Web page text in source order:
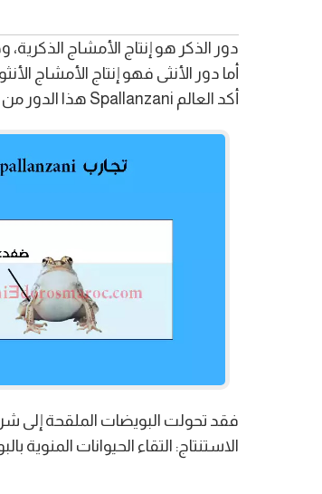
دور الذكر هو إنتاج الأمشاج
أما دور الأنثى فهو إنتاج الأمشاج
أكد العالم Spallanzani هذا الدور من خلال تجاربه على الضفادع، حيث لاحظ أن البويضات لا تتطور إلا إذا التقت بالحيوانات المنوية.
فقد تحولت البويضات الملقحة إلى
الاستنتاج: التقاء الحيوانات